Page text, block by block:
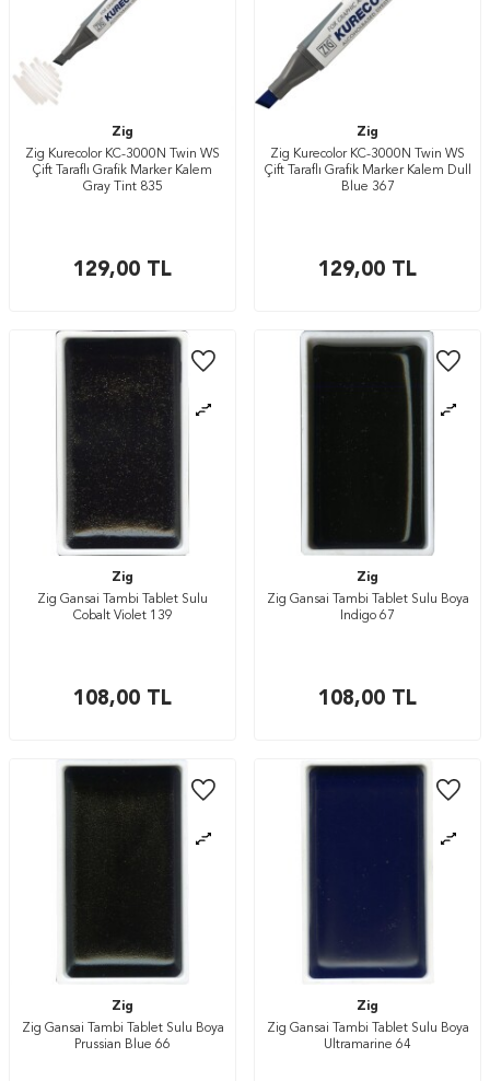
Zig
Zig Kurecolor KC-3000N Twin WS
Çift Taraflı Grafik Marker Kalem
Gray Tint 835
129,00 TL
Zig
Zig Kurecolor KC-3000N Twin WS
Çift Taraflı Grafik Marker Kalem Dull
Blue 367
129,00 TL
Zig
Zig Gansai Tambi Tablet Sulu
Cobalt Violet 139
108,00 TL
Zig
Zig Gansai Tambi Tablet Sulu Boya
Indigo 67
108,00 TL
Zig
Zig Gansai Tambi Tablet Sulu Boya
Prussian Blue 66
Zig
Zig Gansai Tambi Tablet Sulu Boya
Ultramarine 64